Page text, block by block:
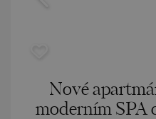
Nové
moderním SPA